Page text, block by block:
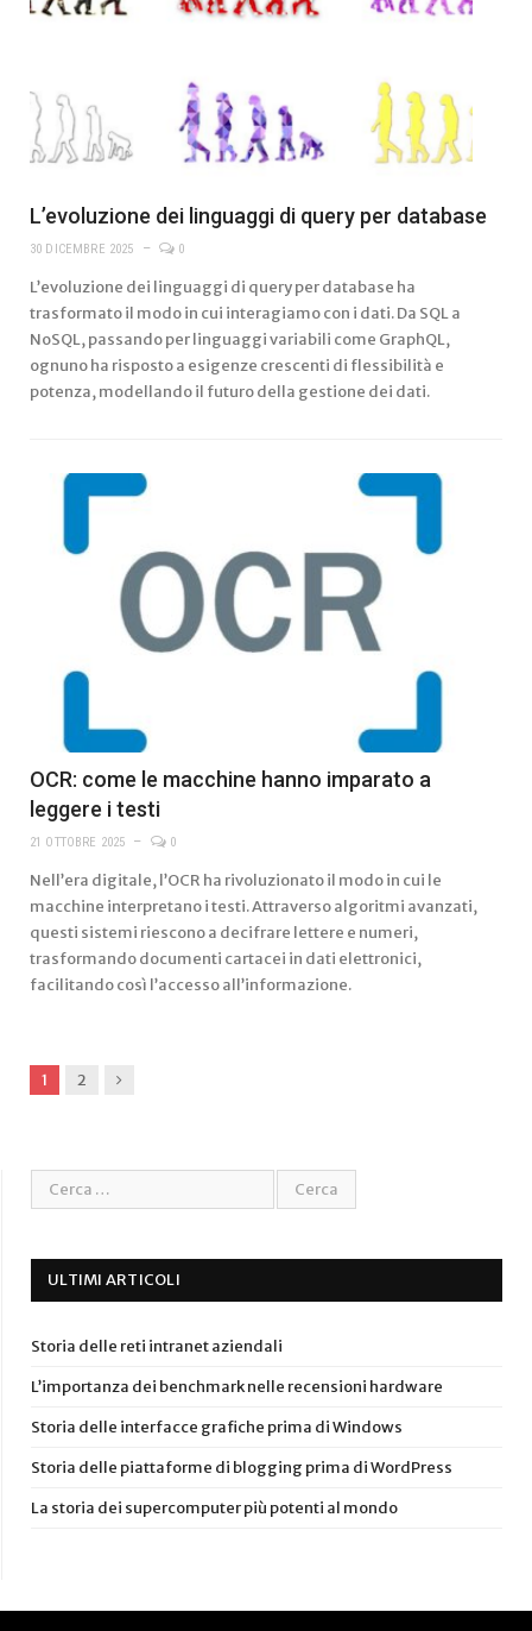
L’evoluzione dei linguaggi di query per database
30 DICEMBRE 2025 0
L’evoluzione dei linguaggi di query per database ha
trasformato il modo in cui interagiamo con i dati. Da SQL a
NoSQL, passando per linguaggi variabili come GraphQL,
ognuno ha risposto a esigenze crescenti di flessibilità e
potenza, modellando il futuro della gestione dei dati.
OCR: come le macchine hanno imparato a
leggere i testi
21 OTTOBRE 2025 0
Nell’era digitale, l’OCR ha rivoluzionato il modo in cui le
macchine interpretano i testi. Attraverso algoritmi avanzati,
questi sistemi riescono a decifrare lettere e numeri,
trasformando documenti cartacei in dati elettronici,
facilitando così l’accesso all’informazione.
1 2 Next
ULTIMI ARTICOLI
Storia delle reti intranet aziendali
L’importanza dei benchmark nelle recensioni hardware
Storia delle interfacce grafiche prima di Windows
Storia delle piattaforme di blogging prima di WordPress
La storia dei supercomputer più potenti al mondo